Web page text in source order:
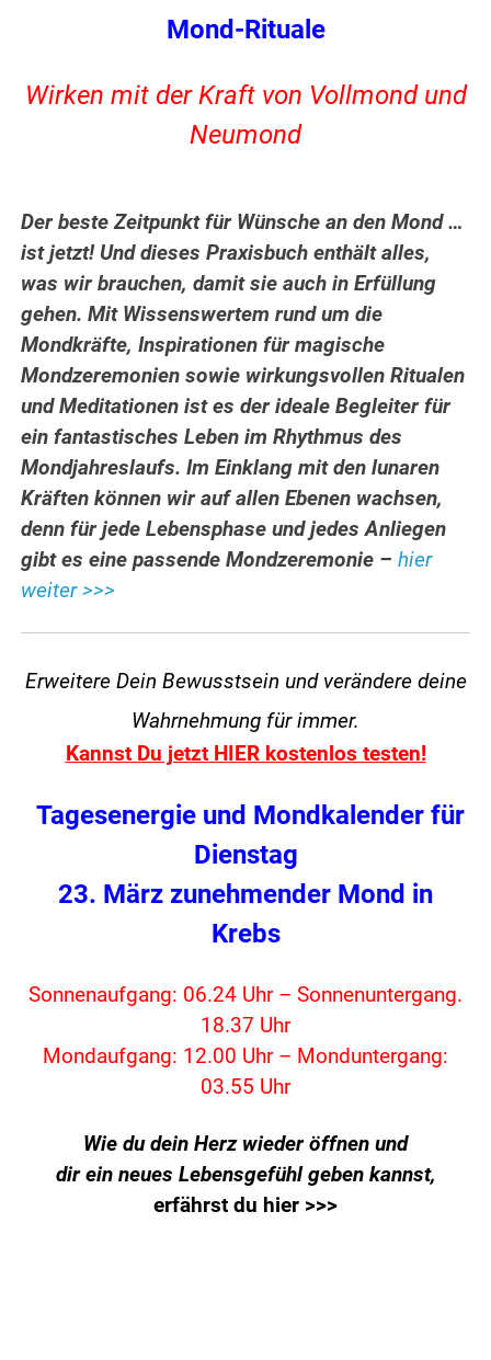
Mond-Rituale
Wirken mit der Kraft von Vollmond und
Neumond
Der beste Zeitpunkt für Wünsche an den Mond …
ist jetzt! Und dieses Praxisbuch enthält alles,
was wir brauchen, damit sie auch in Erfüllung
gehen. Mit Wissenswertem rund um die
Mondkräfte, Inspirationen für magische
Mondzeremonien sowie wirkungsvollen Ritualen
und Meditationen ist es der ideale Begleiter für
ein fantastisches Leben im Rhythmus des
Mondjahreslaufs. Im Einklang mit den lunaren
Kräften können wir auf allen Ebenen wachsen,
denn für jede Lebensphase und jedes Anliegen
gibt es eine passende Mondzeremonie –hier
weiter >>>
Erweitere Dein Bewusstsein und verändere deine
Wahrnehmung für immer.
Kannst Du jetzt HIER kostenlos testen!
Tagesenergie und Mondkalender für
Dienstag
23. März zunehmender Mond in
Krebs
Sonnenaufgang: 06.24 Uhr – Sonnenuntergang.
18.37 Uhr
Mondaufgang: 12.00 Uhr – Monduntergang:
03.55 Uhr
Wie du dein Herz wieder öffnen und
dir ein neues Lebensgefühl geben kannst,
erfährst du hier >>>